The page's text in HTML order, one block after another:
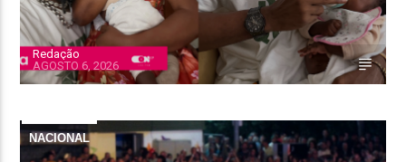
Redação
AGOSTO 6, 2026
NACIONAL